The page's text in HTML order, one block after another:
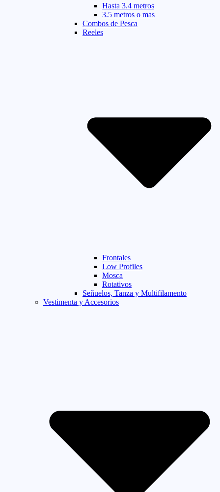
Hasta 3.4 metros
3.5 metros o mas
Combos de Pesca
Reeles
Frontales
Low Profiles
Mosca
Rotativos
Señuelos, Tanza y Multifilamento
Vestimenta y Accesorios